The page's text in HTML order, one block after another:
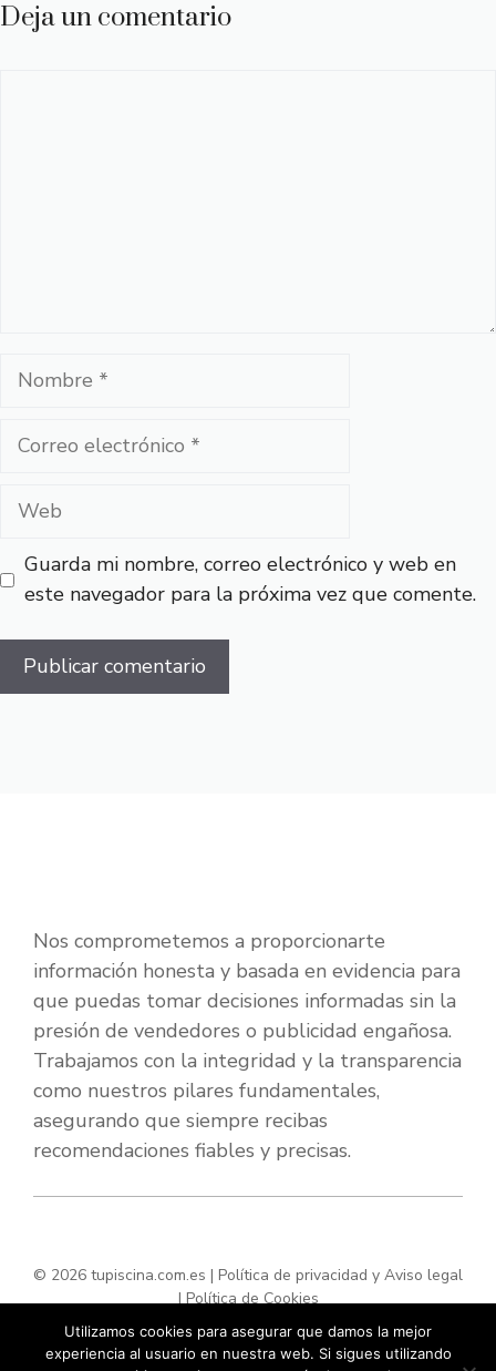
Deja un comentario
Nombre
Correo
Web
Guarda mi nombre, correo electrónico y web en
este navegador para la próxima vez que comente.
Nos comprometemos a proporcionarte
información honesta y basada en evidencia para
que puedas tomar decisiones informadas sin la
presión de vendedores o publicidad engañosa.
Trabajamos con la integridad y la transparencia
como nuestros pilares fundamentales,
asegurando que siempre recibas
recomendaciones fiables y precisas.
© 2026 tupiscina.com.es | Política de privacidad y Aviso legal
|Política de Cookies
Utilizamos cookies para asegurar que damos la mejor
experiencia al usuario en nuestra web. Si sigues utilizando